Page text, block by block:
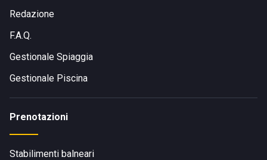
Redazione
F.A.Q.
Gestionale Spiaggia
Gestionale Piscina
Prenotazioni
Stabilimenti balneari